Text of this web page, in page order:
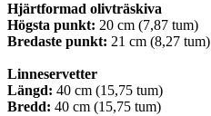
Hjärtformad olivträskiva
Högsta punkt: 20 cm (7,87 tum)
Bredaste punkt: 21 cm (8,27 tum)
Linneservetter
Längd: 40 cm (15,75 tum)
Bredd: 40 cm (15,75 tum)